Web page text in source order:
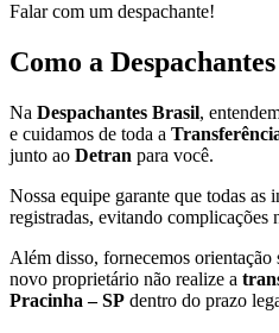
Falar com um despachante!
Como a
Na Despachantes Brasil,
e cuidamos de toda a
junto ao Detran para você.
Nossa equipe garante que todas as
registradas, evitando complicações
Além disso, fornecemos orientação
novo proprietário não realize a
Pracinha – SP dentro do prazo